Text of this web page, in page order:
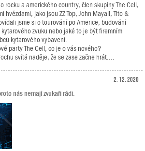
rocku a amerického country, člen skupiny The Cell,
hvězdami, jako jsou ZZ Top, John Mayall, Tito &
jsme si o tourování po Americe, budování
zvuku nebo jaké to je být firemním
kytarového vybavení.
party The Cell, co je o vás nového?
svítá naděje, že se zase začne hrát....
2. 12. 2020
nás nemají zvukaři rádi.